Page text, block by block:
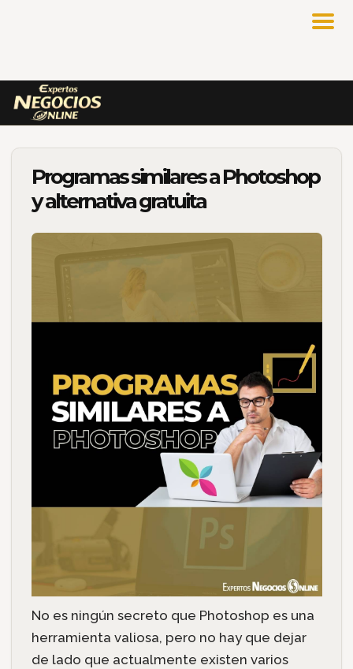
Programas similares a Photoshop
y alternativa gratuita
No es ningún secreto que Photoshop es una
herramienta valiosa, pero no hay que dejar
de lado que actualmente existen varios